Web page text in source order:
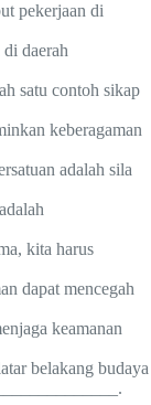
pekerjaan di
daerah
satu contoh sikap
keberagaman
adalah sila
kita harus
dapat mencegah
keamanan
belakang budaya